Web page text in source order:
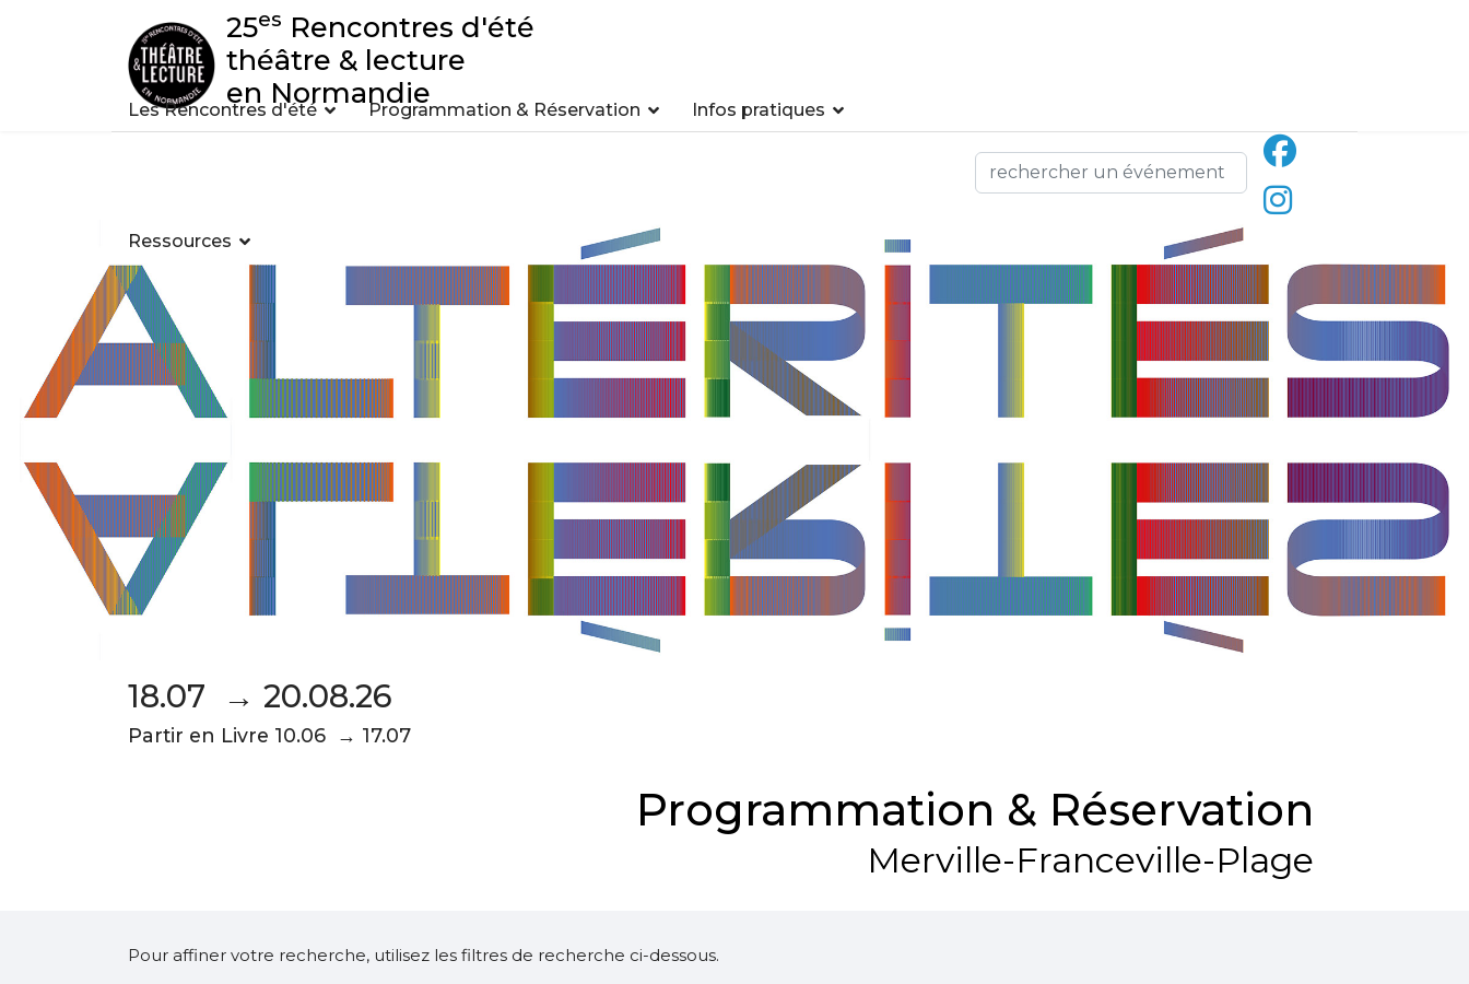
25es Rencontres d'été
théâtre & lecture
en Normandie
Les Rencontres d'été Programmation & Réservation Infos pratiques
Ressources
18.07 → 20.08.26
Partir en Livre 10.06 → 17.07
Programmation & Réservation
Merville-Franceville-Plage
Pour affiner votre recherche, utilisez les filtres de recherche ci-dessous.